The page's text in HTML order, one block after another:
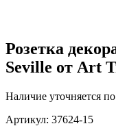
Розетка
Seville от Art
Наличие уточняется
Артикул: 37624-15